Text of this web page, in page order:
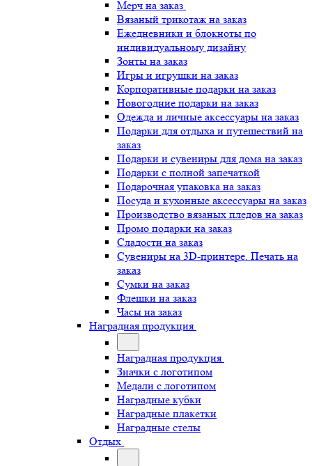
Мерч на заказ
Вязаный трикотаж на заказ
Ежедневники и блокноты по
индивидуальному дизайну
Зонты на заказ
Игры и игрушки на заказ
Корпоративные подарки на заказ
Новогодние подарки на заказ
Одежда и личные аксессуары на заказ
Подарки для отдыха и путешествий на
заказ
Подарки и сувениры для дома на заказ
Подарки с полной запечаткой
Подарочная упаковка на заказ
Посуда и кухонные аксессуары на заказ
Производство вязаных пледов на заказ
Промо подарки на заказ
Сладости на заказ
Сувениры на 3D-принтере. Печать на
заказ
Сумки на заказ
Флешки на заказ
Часы на заказ
Наградная продукция
Наградная продукция
Значки с логотипом
Медали с логотипом
Наградные кубки
Наградные плакетки
Наградные стелы
Отдых